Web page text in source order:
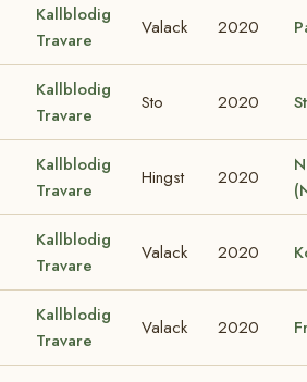
Kallblodig
Travare
Valack 2020
Kallblodig
Travare
Sto 2020
Kallblodig
Travare
Hingst 2020
Kallblodig
Travare
Valack 2020
Kallblodig
Travare
Valack 2020